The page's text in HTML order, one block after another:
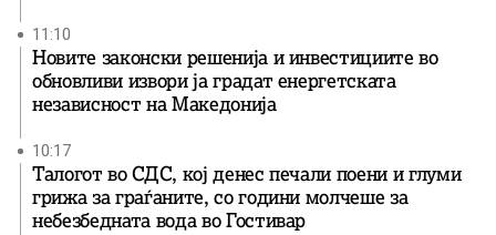
11:10
Новите законски решенија и инвестициите во
обновливи извори ја градат енергетската
независност на Македонија
10:17
Талогот во СДС, кој денес печали поени и глуми
грижа за граѓаните, со години молчеше за
небезбедната вода во Гостивар